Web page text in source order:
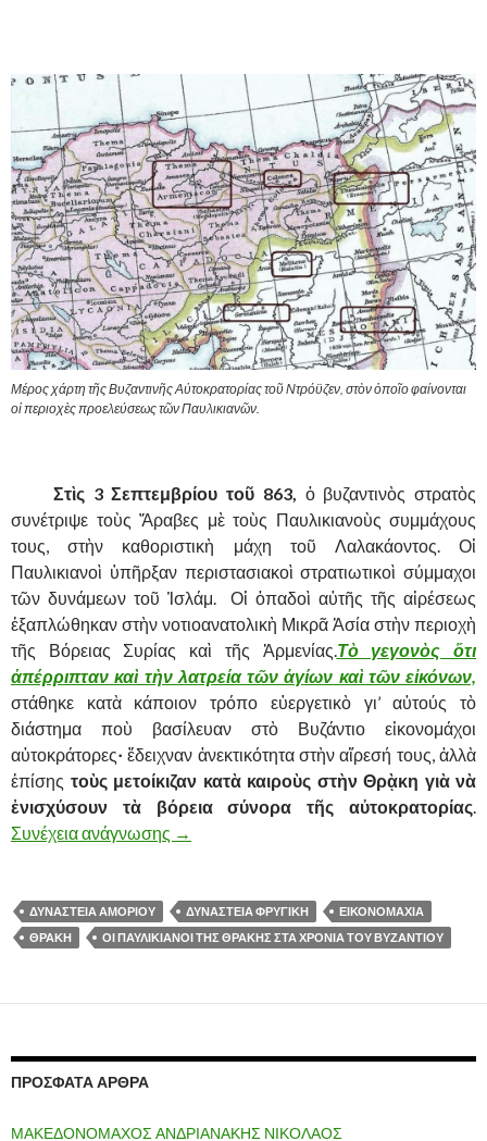
Μέρος χάρτη τῆς Βυζαντινῆς Αὐτοκρατορίας τοῦ Ντρόϋζεν, στὸν ὁποῖο φαίνονται
οἱ περιοχὲς προελεύσεως τῶν Παυλικιανῶν.
Στὶς 3 Σεπτεμβρίου τοῦ 863, ὁ βυζαντινὸς στρατὸς
συνέτριψε τοὺς Ἄραβες μὲ τοὺς Παυλικιανοὺς συμμάχους
τους, στὴν καθοριστικὴ μάχη τοῦ Λαλακάοντος. Οἱ
Παυλικιανοὶ ὑπῆρξαν περιστασιακοὶ στρατιωτικοὶ σύμμαχοι
τῶν δυνάμεων τοῦ Ἰσλάμ. Οἱ ὀπαδοὶ αὐτῆς τῆς αἱρέσεως
ἐξαπλώθηκαν στὴν νοτιοανατολικὴ Μικρᾶ Ἀσία στὴν περιοχὴ
τῆς Βόρειας Συρίας καὶ τῆς Ἀρμενίας.Τὸ γεγονὸς ὅτι
ἀπέρριπταν καὶ τὴν λατρεία τῶν ἁγίων καὶ τῶν εἰκόνων,
στάθηκε κατὰ κάποιον τρόπο εὑεργετικὸ γι’ αὐτούς τὸ
διάστημα ποὺ βασίλευαν στὸ Βυζάντιο εἰκονομάχοι
αὐτοκράτορες· ἔδειχναν ἀνεκτικότητα στὴν αἵρεσή τους, ἀλλὰ
ἐπίσης τοὺς μετοίκιζαν κατὰ καιροὺς στὴν Θρᾲκη γιὰ νὰ
ἐνισχύσουν τὰ βόρεια σύνορα τῆς αὐτοκρατορίας.
Συνέχεια ανάγνωσης ΟΙ ΠΑΥΛΙΚΙΑΝΟΙ ΤΗΣ ΘΡΑΚΗΣ ΣΤΑ
→
ΔΥΝΑΣΤΕΙΑ ΑΜΟΡΙΟΥ ΔΥΝΑΣΤΕΙΑ ΦΡΥΓΙΚΗ
ΕΙΚΟΝΟΜΑΧΙΑ
ΘΡΑΚΗ
ΟΙ ΠΑΥΛΙΚΙΑΝΟΙ ΤΗΣ ΘΡΑΚΗΣ ΣΤΑ ΧΡΟΝΙΑ ΤΟΥ ΒΥΖΑΝΤΙΟΥ
ΠΡΌΣΦΑΤΑ ΆΡΘΡΑ
ΜΑΚΕΔΟΝΟΜΑΧΟΣ ΑΝΔΡΙΑΝΑΚΗΣ ΝΙΚΟΛΑΟΣ